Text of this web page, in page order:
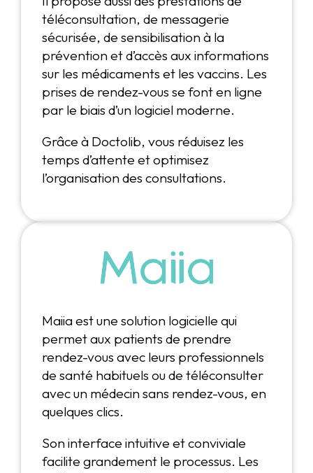
téléconsultation, de messagerie
sécurisée, de sensibilisation à la
prévention et d’accès aux informations
sur les médicaments et les vaccins. Les
prises de rendez-vous se font en ligne
par le biais d’un logiciel moderne.
Grâce à Doctolib, vous réduisez les
temps d’attente et optimisez
l’organisation des consultations.
Maiia est une solution logicielle qui
permet aux patients de prendre
rendez-vous avec leurs professionnels
de santé habituels ou de téléconsulter
avec un médecin sans rendez-vous, en
quelques clics.
Son interface intuitive et conviviale
facilite grandement le processus. Les